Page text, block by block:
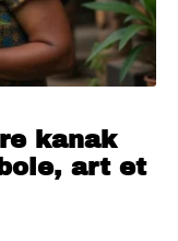
kanak
art et